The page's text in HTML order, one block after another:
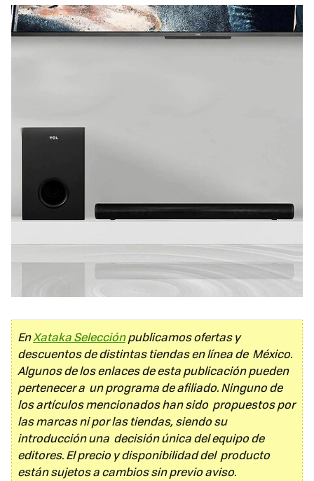
EnXataka Selecciónpublicamos ofertas y
descuentos de distintas tiendas en línea de México.
Algunos de los enlaces de esta publicación pueden
pertenecer a un programa de afiliado. Ninguno de
los artículos mencionados han sido propuestos por
las marcas ni por las tiendas, siendo su
introducción una decisión única del equipo de
editores. El precio y disponibilidad del producto
están sujetos a cambios sin previo aviso.